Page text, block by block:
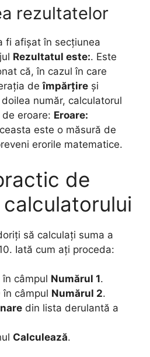
rezultatelor
fi afișat în secțiunea
Rezultatul este:. Este
că, în cazul în care
deîmpărțire și
număr, calculatorul
eroare: Eroare:
este o măsură de
erorile matematice.
de
să calculați suma a
Iată cum ați proceda:
în câmpul Numărul 1.
în câmpul Numărul 2.
din lista derulantă a
Calculează.